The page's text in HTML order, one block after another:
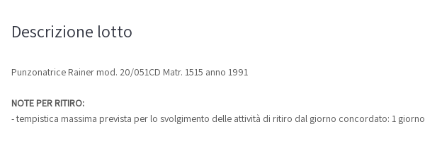
Descrizione lotto
Punzonatrice Rainer mod. 20/051CD Matr. 1515 anno 1991
NOTE PER RITIRO:
- tempistica massima prevista per lo svolgimento delle attività di ritiro dal giorno concordato: 1 giorno